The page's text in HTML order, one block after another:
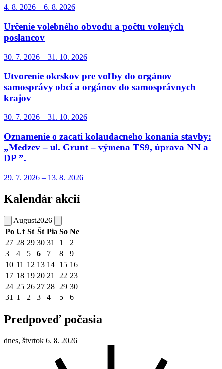
4. 8. 2026 – 6. 8. 2026
Určenie volebného obvodu a počtu volených
poslancov
30. 7. 2026 – 31. 10. 2026
Utvorenie okrskov pre voľby do orgánov
samosprávy obcí a orgánov do samosprávnych
krajov
30. 7. 2026 – 31. 10. 2026
Oznamenie o zacati kolaudacneho konania stavby:
„Medzev – ul. Grunt – výmena TS9, úprava NN a
DP ”.
29. 7. 2026 – 13. 8. 2026
Kalendár akcií
August2026
Po Ut St Št Pia So Ne
27 28 29 30 31 1
2
3
4 5 6 7 8
9
10 11 12 13 14 15 16
17 18 19 20 21 22 23
24 25 26 27 28 29 30
31 1 2 3 4 5 6
Predpoveď počasia
dnes, štvrtok 6. 8. 2026